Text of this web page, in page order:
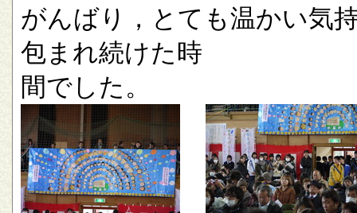
がんばり，とても温かい気
包まれ続けた時
間でした。